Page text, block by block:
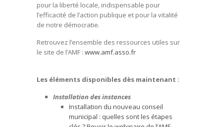
pour la liberté locale, indispensable pour
l’efficacité de l’action publique et pour la vitalité
de notre démocratie.
Retrouvez l’ensemble des ressources utiles sur
le site de l’AMF : www.amf.asso.fr
Les éléments disponibles dès maintenant :
Installation des instances
Installation du nouveau conseil
municipal : quelles sont les étapes